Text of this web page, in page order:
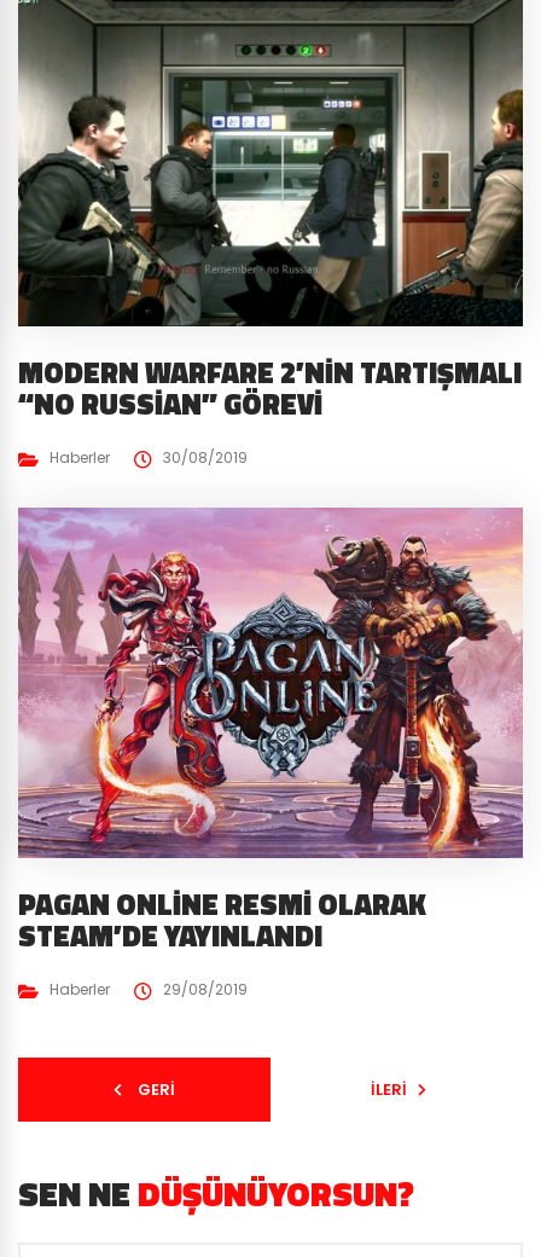
MODERN WARFARE 2’NIN TARTIŞMALI
“NO RUSSIAN” GÖREVI
Haberler 30/08/2019
PAGAN ONLINE RESMI OLARAK
STEAM’DE YAYINLANDI
Haberler 29/08/2019
GERI İLERI
SEN NEDÜŞÜNÜYORSUN?